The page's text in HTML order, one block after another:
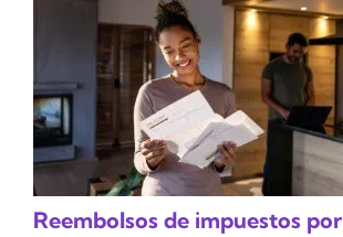
Reembolsos de impuestos por